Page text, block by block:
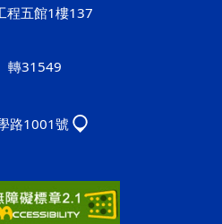
程五館1樓137
轉31549
路1001號